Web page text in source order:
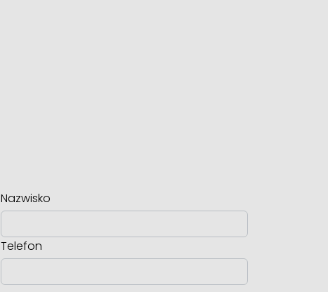
Nazwisko
Telefon